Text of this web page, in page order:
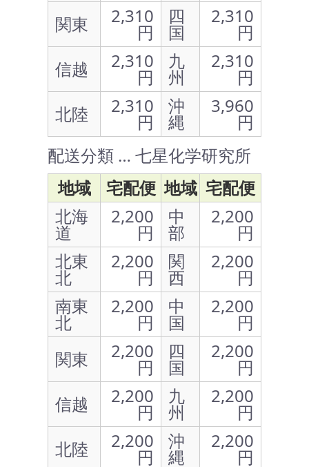
関東
2,310
円
四
国
2,310
円
信越
2,310
円
九
州
2,310
円
北陸
2,310
円
沖
縄
3,960
円
配送分類 … 七星化学研究所
地域
宅配便 地域 宅配便
北海
道
2,200
円
中
部
2,200
円
北東
北
2,200
円
関
西
2,200
円
南東
北
2,200
円
中
国
2,200
円
関東
2,200
円
四
国
2,200
円
信越
2,200
円
九
州
2,200
円
北陸
2,200
円
沖
縄
2,200
円